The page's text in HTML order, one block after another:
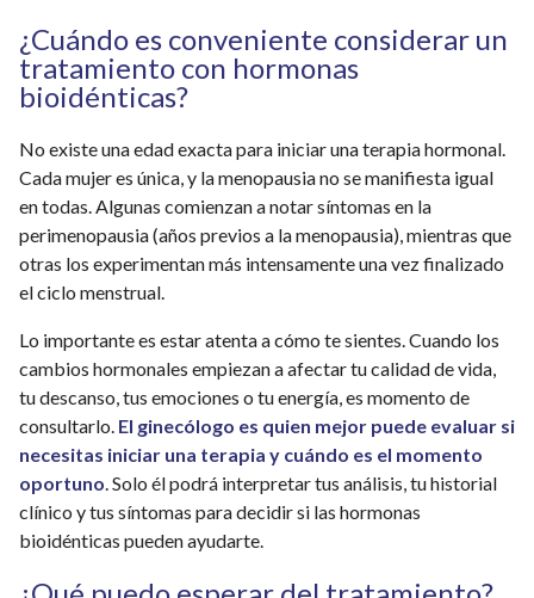
¿Cuándo es conveniente considerar un
tratamiento con hormonas
bioidénticas?
No existe una edad exacta para iniciar una terapia hormonal.
Cada mujer es única, y la menopausia no se manifiesta igual
en todas. Algunas comienzan a notar síntomas en la
perimenopausia (años previos a la menopausia), mientras que
otras los experimentan más intensamente una vez finalizado
el ciclo menstrual.
Lo importante es estar atenta a cómo te sientes. Cuando los
cambios hormonales empiezan a afectar tu calidad de vida,
tu descanso, tus emociones o tu energía, es momento de
consultarlo. El ginecólogo es quien mejor puede evaluar si
necesitas iniciar una terapia y cuándo es el momento
oportuno. Solo él podrá interpretar tus análisis, tu historial
clínico y tus síntomas para decidir si las hormonas
bioidénticas pueden ayudarte.